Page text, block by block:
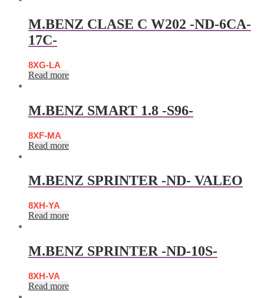
M.BENZ CLASE C W202 -ND-6CA-
17C-
8XG-LA
Read more
M.BENZ SMART 1.8 -S96-
8XF-MA
Read more
M.BENZ SPRINTER -ND- VALEO
8XH-YA
Read more
M.BENZ SPRINTER -ND-10S-
8XH-VA
Read more